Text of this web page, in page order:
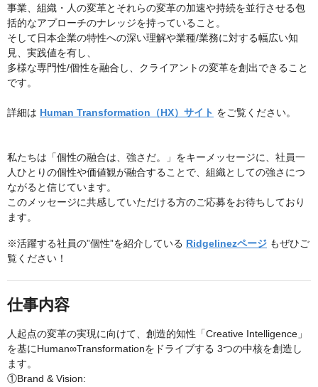
事業、組織・人の変革とそれらの変革の加速や持続を並行させる包
括的なアプローチのナレッジを持っていること。
そして日本企業の特性への深い理解や業種/業務に対する幅広い知
見、実践値を有し、
多様な専門性/個性を融合し、クライアントの変革を創出できること
です。
詳細は Human Transformation（HX）サイト をご覧ください。
私たちは「個性の融合は、強さだ。」をキーメッセージに、社員一
人ひとりの個性や価値観が融合することで、組織としての強さにつ
ながると信じています。
このメッセージに共感していただける方のご応募をお待ちしており
ます。
※活躍する社員の”個性”を紹介している Ridgelinezページ もぜひご
覧ください！
仕事内容
人起点の変革の実現に向けて、創造的知性「Creative Intelligence」
を基にHuman∞Transformationをドライブする 3つの中核を創造し
ます。
①Brand & Vision: